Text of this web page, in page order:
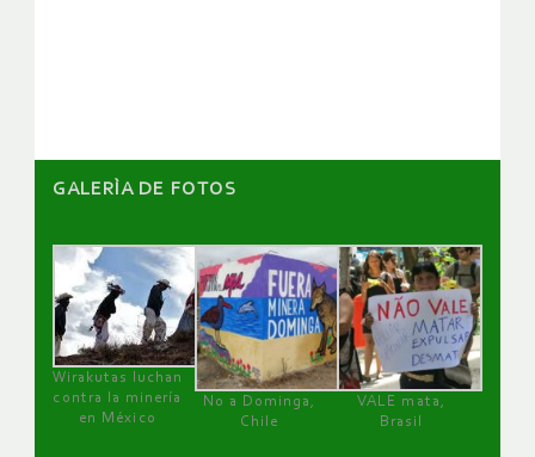
GALERÌA DE FOTOS
Wirakutas luchan
contra la minería
en México
No a Dominga,
Chile
VALE mata,
Brasil